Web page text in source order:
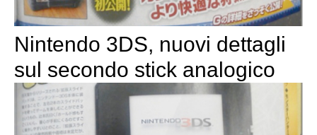
Nintendo 3DS, nuovi dettagli
sul secondo stick analogico